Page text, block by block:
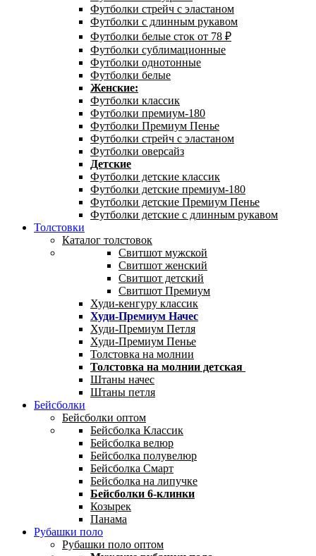
Футболки стрейч с эластаном
Футболки с длинным рукавом
Футболки белые сток от 78 ₽
Футболки сублимационные
Футболки однотонные
Футболки белые
Женские:
Футболки классик
Футболки премиум-180
Футболки Премиум Пенье
Футболки стрейч с эластаном
Футболки оверсайз
Детские
Футболки детские классик
Футболки детские премиум-180
Футболки детские Премиум Пенье
Футболки детские с длинным рукавом
Толстовки
Каталог толстовок
Свитшот мужской
Свитшот женский
Свитшот детский
Свитшот Премиум
Худи-кенгуру классик
Худи-Премиум Начес
Худи-Премиум Петля
Худи-Премиум Пенье
Толстовка на молнии
Толстовка на молнии детская
Штаны начес
Штаны петля
Бейсболки
Бейсболки оптом
Бейсболка Классик
Бейсболка велюр
Бейсболка полувелюр
Бейсболка Смарт
Бейсболка на липучке
Бейсболки 6-клинки
Козырек
Панама
Рубашки поло
Рубашки поло оптом